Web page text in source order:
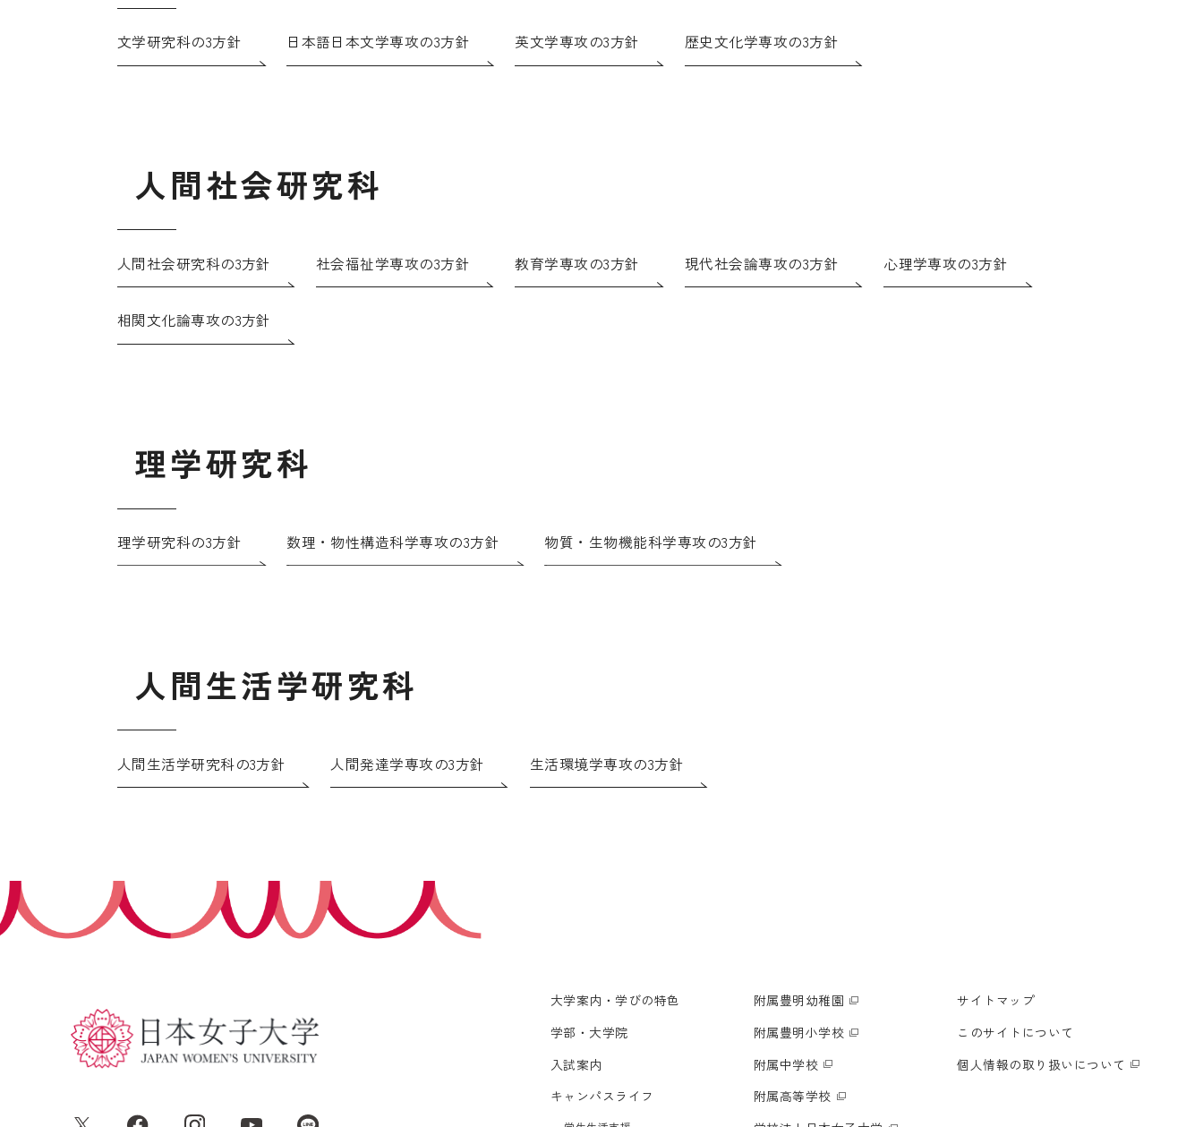
文学研究科の3方針 日本語日本文学専攻の3方針 英文学専攻の3方針 歴史文化学専攻の3方針
人間社会研究科
人間社会研究科の3方針 社会福祉学専攻の3方針 教育学専攻の3方針 現代社会論専攻の3方針 心理学専攻の3方針
相関文化論専攻の3方針
理学研究科
理学研究科の3方針 数理・物性構造科学専攻の3方針 物質・生物機能科学専攻の3方針
人間生活学研究科
人間生活学研究科の3方針 人間発達学専攻の3方針 生活環境学専攻の3方針
大学案内・学びの特色
学部・大学院
入試案内
キャンパスライフ
附属豊明幼稚園
附属豊明小学校
附属中学校
附属高等学校
サイトマップ
このサイトについて
個人情報の取り扱いについて